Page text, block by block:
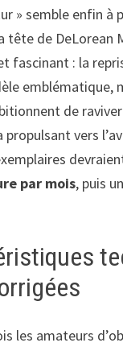
» semble enfin à
tête de DeLorean
fascinant : la
emblématique,
de
vers
par mois, puis
les amateurs